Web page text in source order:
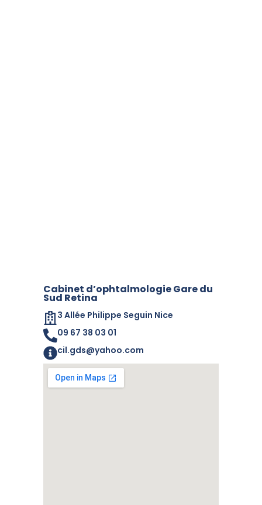
Cabinet d’ophtalmologie Gare du
Sud Retina
3 Allée Philippe Seguin Nice
09 67 38 03 01
cil.gds@yahoo.com